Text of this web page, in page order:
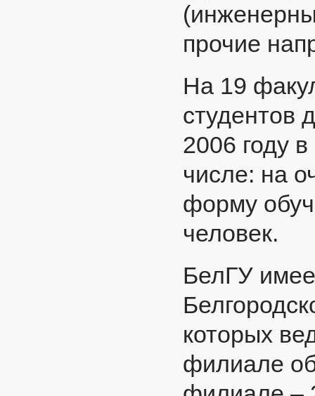
прочие
На 19
студентов
2006 году
числе: на
форму
человек.
БелГУ
которых
филиале